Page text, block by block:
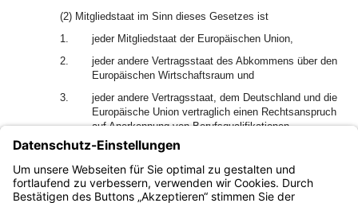
(2) Mitgliedstaat im Sinn dieses Gesetzes ist
1.
jeder Mitgliedstaat der Europäischen Union,
2.
jeder andere Vertragsstaat des Abkommens über den
Europäischen Wirtschaftsraum und
3.
jeder andere Vertragsstaat, dem Deutschland und die
Europäische Union vertraglich einen Rechtsanspruch
auf Anerkennung von Berufsqualifikationen
eingeräumt haben.
(3) Art. 16 des Bayerischen
Berufsqualifikationsfeststellungsgesetzes ist anwendbar.